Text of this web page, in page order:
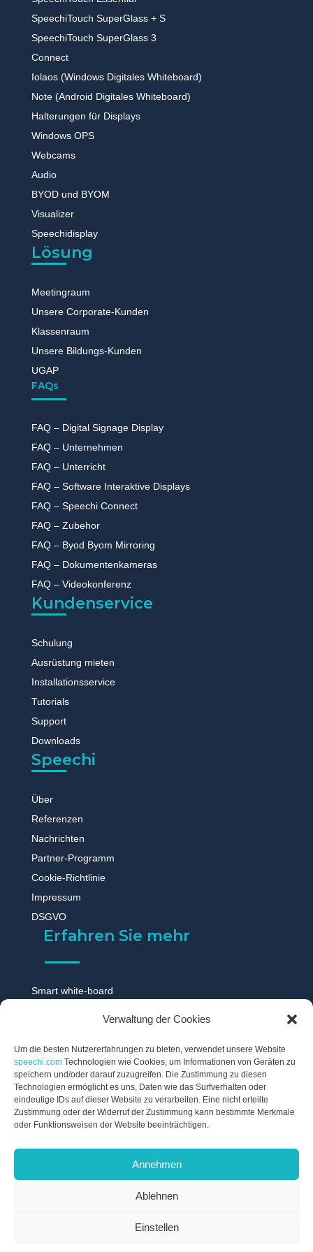
Verwaltung der Cookies
Um die besten Nutzererfahrungen zu bieten, verwendet unsere Website
speechi.com Technologien wie Cookies, um Informationen von Geräten zu
speichern und/oder darauf zuzugreifen. Die Zustimmung zu diesen
Technologien ermöglicht es uns, Daten wie das Surfverhalten oder
eindeutige IDs auf dieser Website zu verarbeiten. Eine nicht erteilte
Zustimmung oder der Widerruf der Zustimmung kann bestimmte Merkmale
oder Funktionsweisen der Website beeinträchtigen.
Annehmen
Ablehnen
Einstellen
SpeechiTouch SuperGlass + S
SpeechiTouch SuperGlass 3
Connect
Iolaos (Windows Digitales Whiteboard)
Note (Android Digitales Whiteboard)
Halterungen für Displays
Windows OPS
Webcams
Audio
BYOD und BYOM
Visualizer
Speechidisplay
Lösung
Meetingraum
Unsere Corporate-Kunden
Klassenraum
Unsere Bildungs-Kunden
UGAP
FAQs
FAQ – Digital Signage Display
FAQ – Unternehmen
FAQ – Unterricht
FAQ – Software Interaktive Displays
FAQ – Speechi Connect
FAQ – Zubehor
FAQ – Byod Byom Mirroring
FAQ – Dokumentenkameras
FAQ – Videokonferenz
Kundenservice
Schulung
Ausrüstung mieten
Installationsservice
Tutorials
Support
Downloads
Speechi
Über
Referenzen
Nachrichten
Partner-Programm
Cookie-Richtlinie
Impressum
DSGVO
Erfahren Sie mehr
Smart white-board
Digitales whiteboard
Touch display
Digitale schwarzes brett
Interaktive tafel
Interaktives whiteboard
Elektronische tafel